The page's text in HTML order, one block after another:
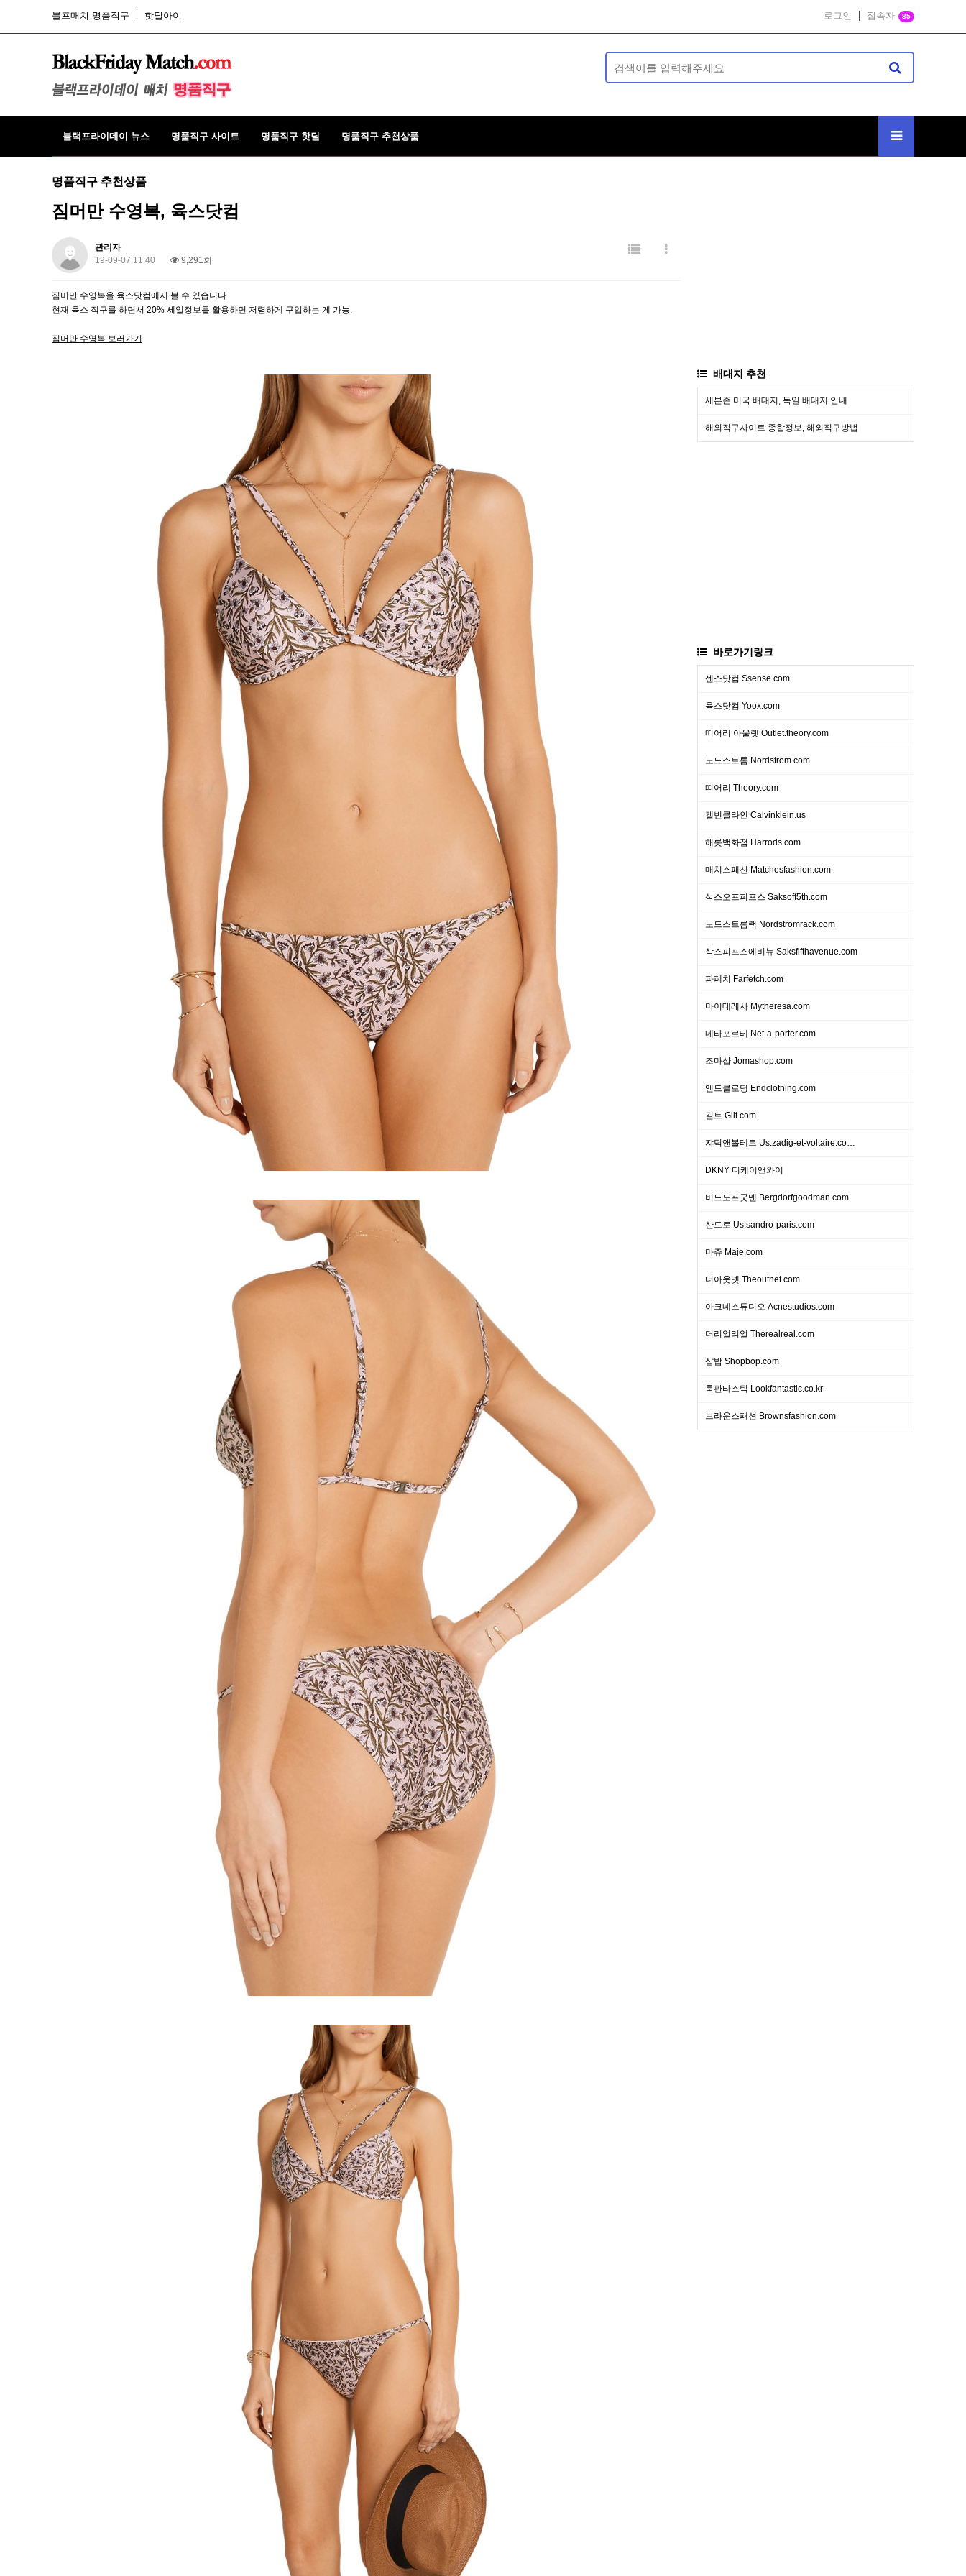
블프매치 명품직구 핫딜아이 로그인 접속자 85
블랙프라이데이 뉴스 명품직구 사이트 명품직구 핫딜 명품직구 추천상품
명품직구 추천상품
짐머만 수영복, 육스닷컴
관리자
19-09-07 11:40
9,291회
짐머만 수영복을 육스닷컴에서 볼 수 있습니다.
현재 육스 직구를 하면서 20% 세일정보를 활용하면 저렴하게 구입하는 게 가능.
짐머만 수영복 보러가기
배대지 추천
세븐존 미국 배대지, 독일 배대지 안내
해외직구사이트 종합정보, 해외직구방법
바로가기링크
센스닷컴 Ssense.com
육스닷컴 Yoox.com
띠어리 아울렛 Outlet.theory.com
노드스트롬 Nordstrom.com
띠어리 Theory.com
캘빈클라인 Calvinklein.us
해롯백화점 Harrods.com
매치스패션 Matchesfashion.com
삭스오프피프스 Saksoff5th.com
노드스트롬랙 Nordstromrack.com
삭스피프스에비뉴 Saksfifthavenue.com
파페치 Farfetch.com
마이테레사 Mytheresa.com
네타포르테 Net-a-porter.com
조마샵 Jomashop.com
엔드클로딩 Endclothing.com
길트 Gilt.com
쟈딕앤볼테르 Us.zadig-et-voltaire.co…
DKNY 디케이앤와이
버드도프굿맨 Bergdorfgoodman.com
산드로 Us.sandro-paris.com
마쥬 Maje.com
더아웃넷 Theoutnet.com
아크네스튜디오 Acnestudios.com
더리얼리얼 Therealreal.com
샵밥 Shopbop.com
룩판타스틱 Lookfantastic.co.kr
브라운스패션 Brownsfashion.com